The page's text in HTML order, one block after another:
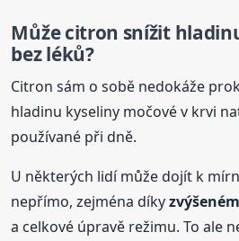
Může citron snížit
bez léků?
Citron sám o sobě nedokáže
hladinu kyseliny močové v krvi
používané při dně.
U některých lidí může dojít k
nepřímo, zejména díky
a celkové úpravě režimu. To ale